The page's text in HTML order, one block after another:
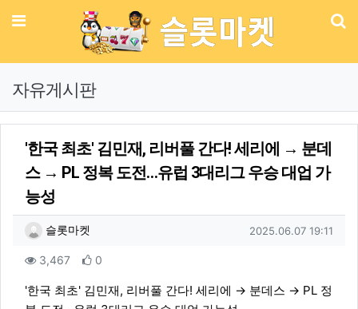
메뉴
자유게시판
'한국 최초' 김민재, 리버풀 간다! 세리에 → 분데
스 → PL 정복 도전…유럽 3대리그 우승 대업 가
능성
작성자 정보
슬롯마켓 작성일
2025.06.07 19:11
컨텐츠 정보
3,467조회 0
본문
'한국 최초' 김민재, 리버풀 간다! 세리에 → 분데스 → PL 정